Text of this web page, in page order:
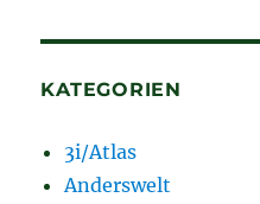
KATEGORIEN
3i/Atlas
Anderswelt